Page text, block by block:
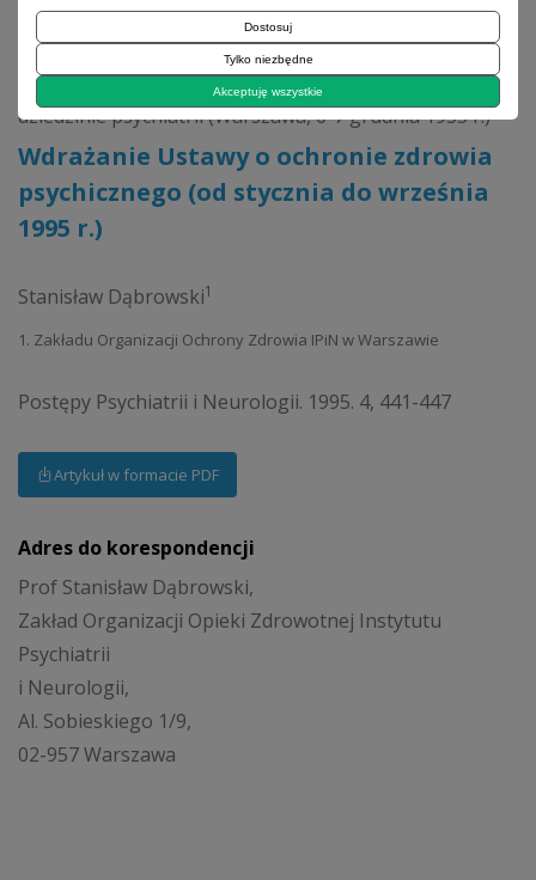
1995, tom 4, zeszyt 4
Narada wojewódzkich i regionalnych konsultantów w
dziedzinie psychiatrii (Warszawa, 6-7 grudnia 1955 r.)
Wdrażanie Ustawy o ochronie zdrowia
psychicznego (od stycznia do września
1995 r.)
Stanisław Dąbrowski1
1. Zakładu Organizacji Ochrony Zdrowia IPiN w Warszawie
Postępy Psychiatrii i Neurologii. 1995. 4, 441-447
Artykuł w formacie PDF
Adres do korespondencji
Prof Stanisław Dąbrowski,
Zakład Organizacji Opieki Zdrowotnej Instytutu
Psychiatrii
i Neurologii,
Al. Sobieskiego 1/9,
02-957 Warszawa
Dostosuj
Tylko niezbędne
Akceptuję wszystkie